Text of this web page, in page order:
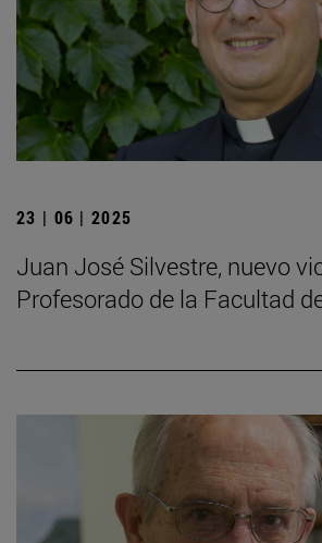
23 | 06 | 2025
Juan José Silvestre, nuevo
Profesorado de la Facultad